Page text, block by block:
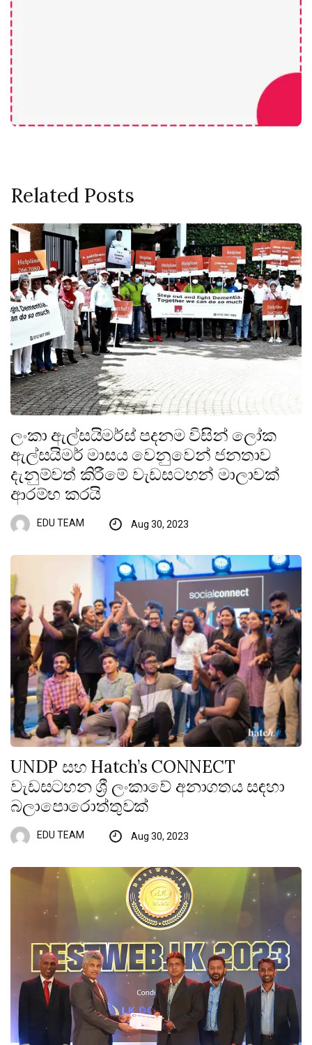
Related Posts
ලංකා ඇල්සයිමර්ස් පදනම විසින් ලෝක
ඇල්සයිමර් මාසය වෙනුවෙන් ජනතාව
දැනුම්වත් කිරීමේ වැඩසටහන් මාලාවක්
ආරම්භ කරයි
EDU TEAM Aug 30, 2023
UNDP සහ Hatch’s CONNECT
වැඩසටහන ශ්‍රී ලංකාවේ අනාගතය සඳහා
බලාපොරොත්තුවක්
EDU TEAM Aug 30, 2023